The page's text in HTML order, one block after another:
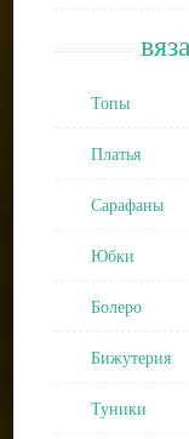
Топы
Платья
Сарафаны
Юбки
Болеро
Бижутерия
Туники